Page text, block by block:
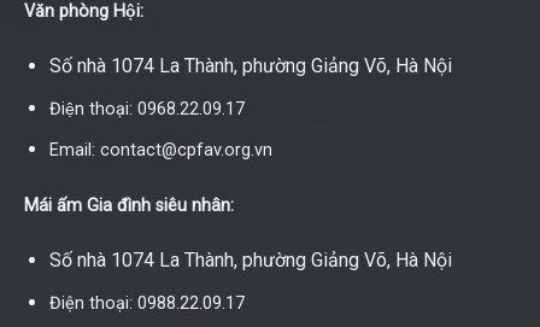
Văn phòng Hội:
Số nhà 1074 La Thành, phường Giảng Võ, Hà Nội
Điện thoại: 0968.22.09.17
Email: contact@cpfav.org.vn
Mái ấm Gia đình siêu nhân:
Số nhà 1074 La Thành, phường Giảng Võ, Hà Nội
Điện thoại: 0988.22.09.17